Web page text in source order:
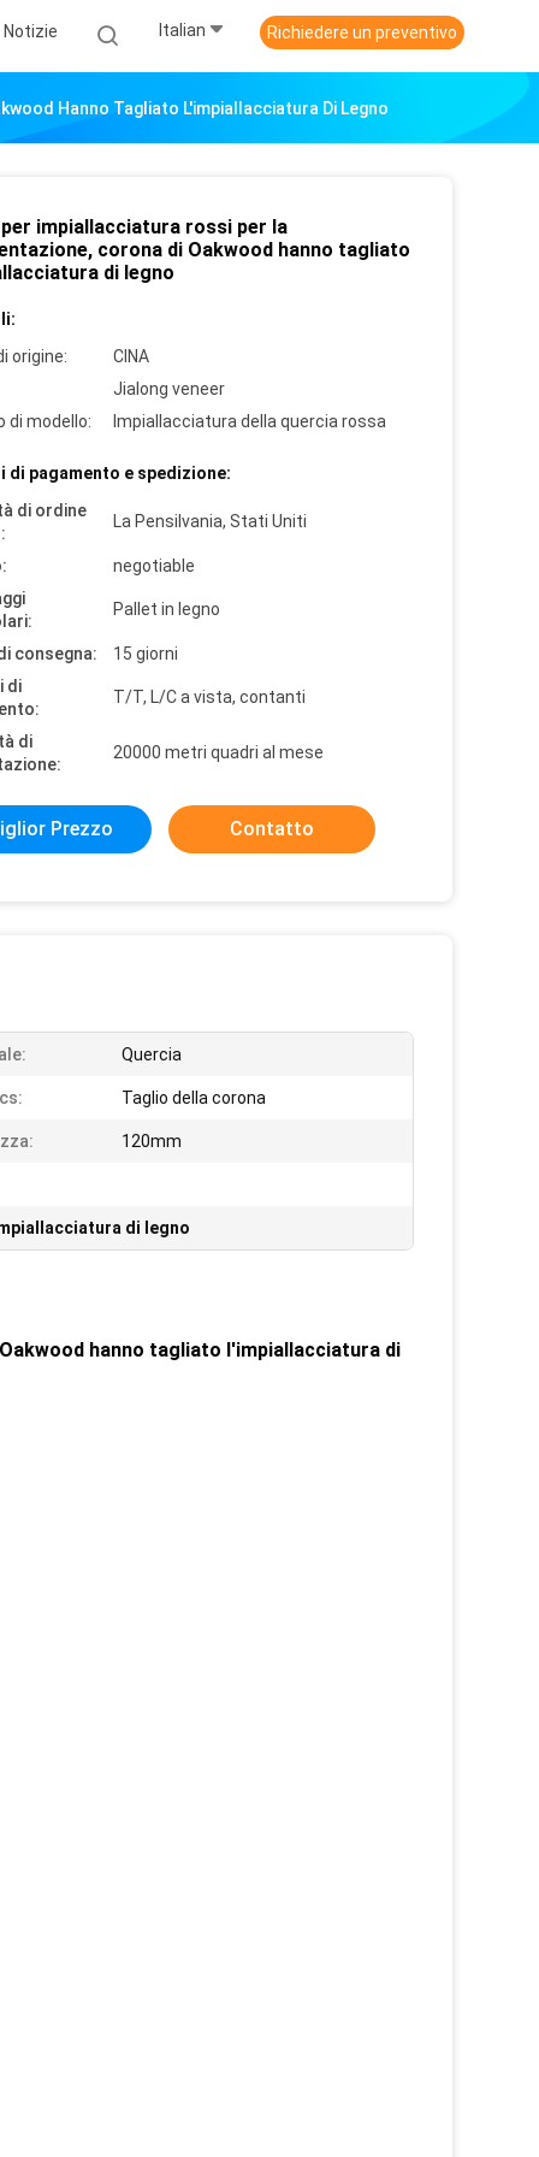
Notizie Italian Richiedere un preventivo
Hanno Tagliato L'impiallacciatura Di Legno
impiallacciatura rossi per la
corona di Oakwood hanno tagliato
di legno
origine:
CINA
Jialong veneer
di modello:
Impiallacciatura della quercia rossa
di pagamento e spedizione:
di ordine
La Pensilvania, Stati Uniti
negotiable
Pallet in legno
consegna:
15 giorni
di
T/T, L/C a vista, contanti
di
20000 metri quadri al mese
Prezzo Contatto
Quercia
Taglio della corona
120mm
di legno
hanno tagliato l'impiallacciatura di